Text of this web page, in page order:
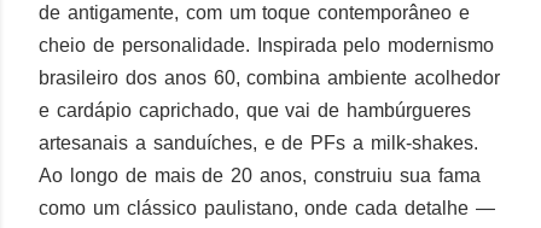
de antigamente, com um toque contemporâneo e
cheio de personalidade. Inspirada pelo modernismo
brasileiro dos anos 60, combina ambiente acolhedor
e cardápio caprichado, que vai de hambúrgueres
artesanais a sanduíches, e de PFs a milk-shakes.
Ao longo de mais de 20 anos, construiu sua fama
como um clássico paulistano, onde cada detalhe —